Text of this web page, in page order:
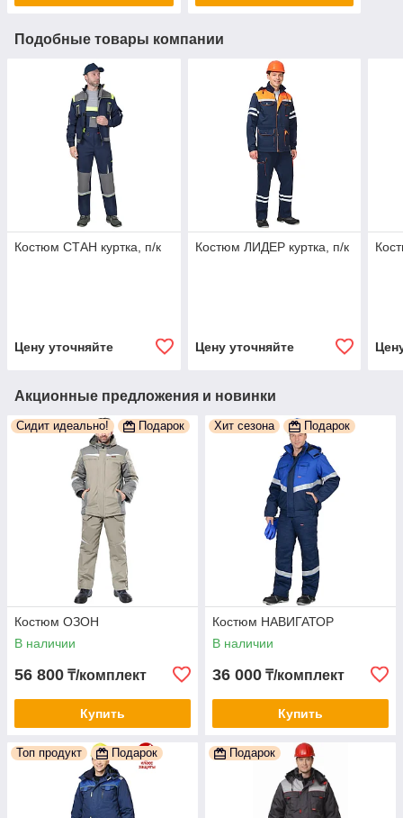
Подобные товары компании
Костюм СТАН куртка, п/к
Цену уточняйте
Костюм ЛИДЕР куртка, п/к
Цену уточняйте
Акционные предложения и новинки
Сидит идеально! Подарок
Костюм ОЗОН
В наличии
56 800 ₸/комплект
Купить
Хит сезона Подарок
Костюм НАВИГАТОР
В наличии
36 000 ₸/комплект
Купить
Топ продукт Подарок Подарок